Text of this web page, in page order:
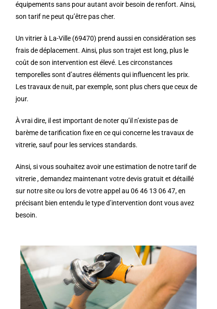
équipements sans pour autant avoir besoin de renfort. Ainsi,
son tarif ne peut qu’être pas cher.
Un vitrier à La-Ville (69470) prend aussi en considération ses
frais de déplacement. Ainsi, plus son trajet est long, plus le
coût de son intervention est élevé. Les circonstances
temporelles sont d’autres éléments qui influencent les prix.
Les travaux de nuit, par exemple, sont plus chers que ceux de
jour.
À vrai dire, il est important de noter qu’il n’existe pas de
barème de tarification fixe en ce qui concerne les travaux de
vitrerie, sauf pour les services standards.
Ainsi, si vous souhaitez avoir une estimation de notre tarif de
vitrerie , demandez maintenant votre devis gratuit et détaillé
sur notre site ou lors de votre appel au 06 46 13 06 47, en
précisant bien entendu le type d’intervention dont vous avez
besoin.